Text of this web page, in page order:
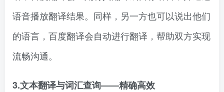
语音播放翻译结果。同样，另一方也可以说出他们
的语言，百度翻译会自动进行翻译，帮助双方实现
流畅沟通。
3.文本翻译与词汇查询——精确高效